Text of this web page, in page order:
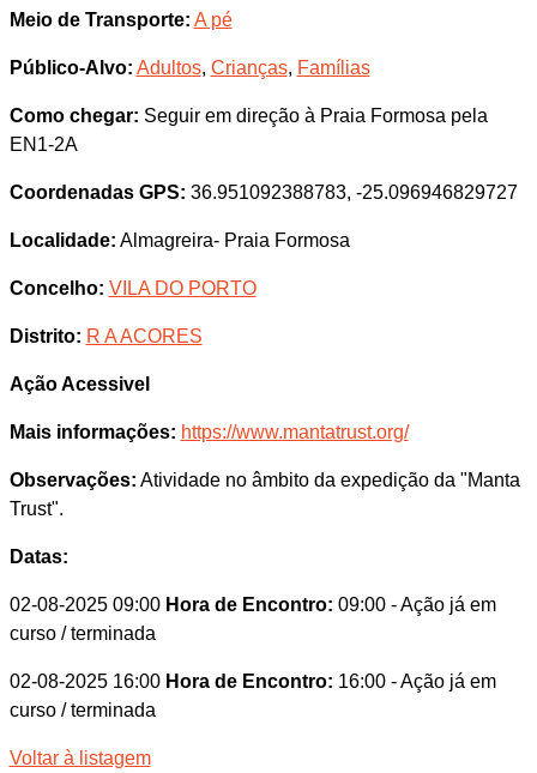
Meio de Transporte: A pé
Público-Alvo: Adultos, Crianças, Famílias
Como chegar: Seguir em direção à Praia Formosa pela
EN1-2A
Coordenadas GPS: 36.951092388783, -25.096946829727
Localidade: Almagreira- Praia Formosa
Concelho: VILA DO PORTO
Distrito: R A ACORES
Ação Acessivel
Mais informações: https://www.mantatrust.org/
Observações: Atividade no âmbito da expedição da "Manta
Trust".
Datas:
02-08-2025 09:00 Hora de Encontro: 09:00 - Ação já em
curso / terminada
02-08-2025 16:00 Hora de Encontro: 16:00 - Ação já em
curso / terminada
Voltar à listagem